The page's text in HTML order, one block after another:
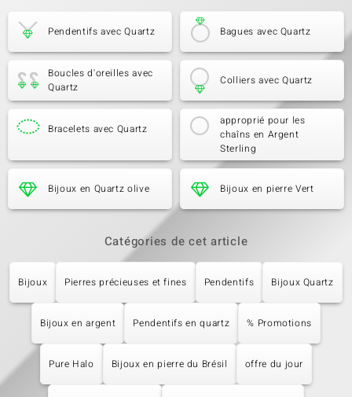
Pendentifs avec Quartz Bagues avec Quartz
Boucles d'oreilles avec
Quartz
Colliers avec Quartz
Bracelets avec Quartz
approprié pour les
chaîns en Argent
Sterling
Bijoux en Quartz olive Bijoux en pierre Vert
Catégories de cet article
Bijoux Pierres précieuses et fines Pendentifs Bijoux Quartz
Bijoux en argent Pendentifs en quartz % Promotions
Pure Halo Bijoux en pierre du Brésil offre du jour